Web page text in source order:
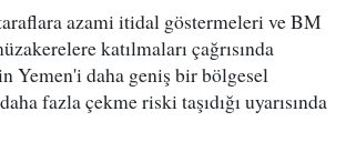
azami itidal göstermeleri ve BM
katılmaları çağrısında
Yemen'i daha geniş bir bölgesel
fazla çekme riski taşıdığı uyarısında